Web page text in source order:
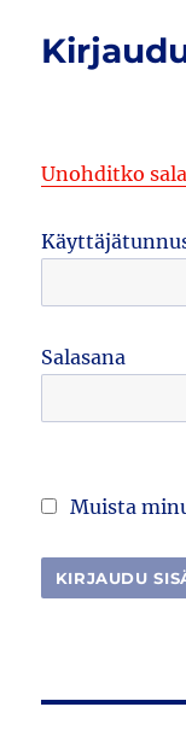
Unohditko
Salasana
Muista